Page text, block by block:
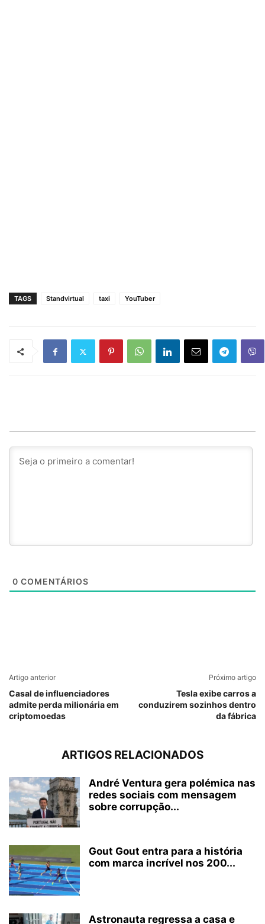
TAGS Standvirtual taxi YouTuber
0 COMENTÁRIOS
Artigo anterior
Casal de influenciadores
admite perda milionária em
criptomoedas
Próximo artigo
Tesla exibe carros a
conduzirem sozinhos dentro
da fábrica
ARTIGOS RELACIONADOS
André Ventura gera polémica nas
redes sociais com mensagem
sobre corrupção...
Gout Gout entra para a história
com marca incrível nos 200...
Astronauta regressa a casa e